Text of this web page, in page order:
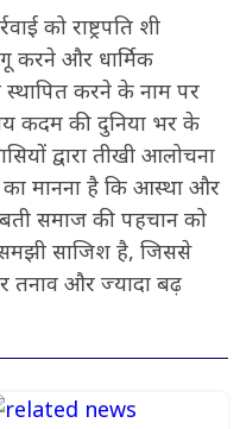
को राष्ट्रपति शी
करने और धार्मिक
स्थापित करने के नाम पर
कदम की दुनिया भर के
द्वारा तीखी आलोचना
का मानना है कि आस्था और
समाज की पहचान को
साजिश है, जिससे
तनाव और ज्यादा बढ़